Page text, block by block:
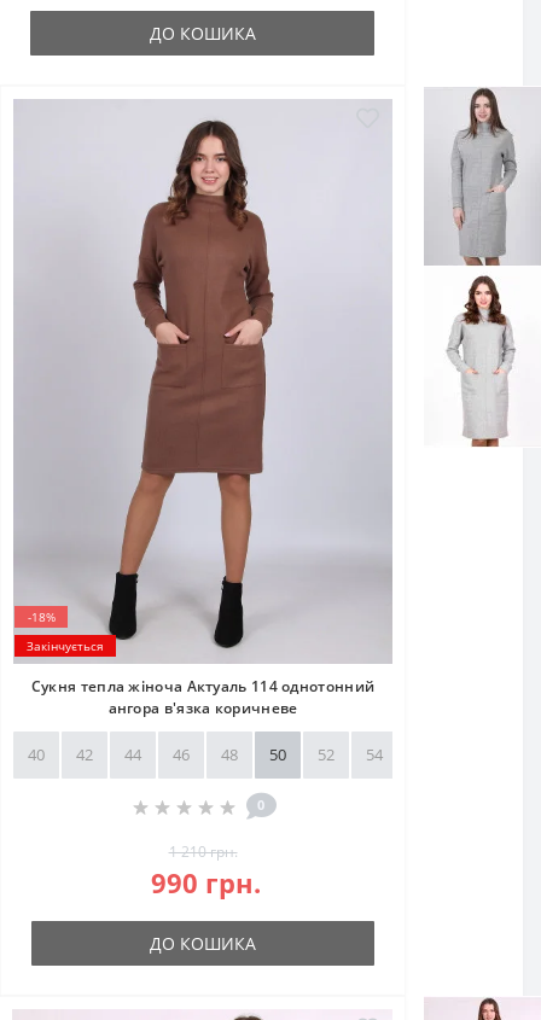
ДО КОШИКА
-18%
Закінчується
Сукня тепла жіноча Актуаль 114 однотонний
ангора в'язка коричневе
40 42 44 46 48 50 52 54
0
1 210 грн.
990 грн.
ДО КОШИКА